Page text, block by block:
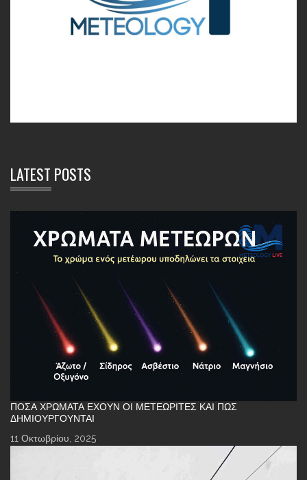
LATEST POSTS
ΠΌΣΑ ΧΡΏΜΑΤΑ ΈΧΟΥΝ ΟΙ ΜΕΤΕΩΡΊΤΕΣ ΚΑΙ ΠΏΣ
ΔΗΜΙΟΥΡΓΟΎΝΤΑΙ
11 Οκτωβρίου, 2025